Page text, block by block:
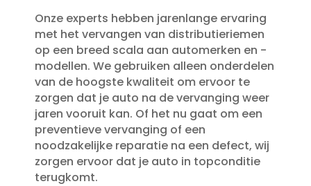
Onze experts hebben jarenlange ervaring
met het vervangen van distributieriemen
op een breed scala aan automerken en -
modellen.​ We gebruiken alleen onderdelen
van de hoogste kwaliteit om ervoor te
zorgen dat je auto na de vervanging weer
jaren vooruit kan.​ Of het nu gaat om een
preventieve vervanging of een
noodzakelijke reparatie na een defect, wij
zorgen ervoor dat je auto in topconditie
terugkomt.​